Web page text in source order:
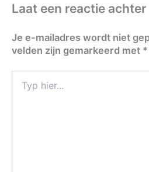
Laat een reactie achter
Je e-mailadres wordt niet
velden zijn gemarkeerd met *
hier...